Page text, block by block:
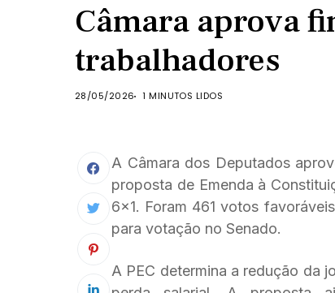
Câmara aprova
trabalhadores
28/05/2026 1 MINUTOS LIDOS
A Câmara dos Deputados
proposta de Emenda à
6×1. Foram 461 votos
para votação no Senado.
A PEC determina a redução da